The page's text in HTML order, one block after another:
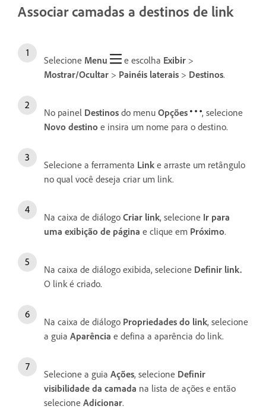
Associar camadas a destinos de link
Selecione Menu e escolha Exibir >
Mostrar/Ocultar > Painéis laterais > Destinos.
No painel Destinos do menu Opções
, selecione
Novo destino e insira um nome para o destino.
Selecione a ferramenta Link e arraste um retângulo
no qual você deseja criar um link.
Na caixa de diálogo Criar link, selecione Ir para
uma exibição de página e clique em Próximo.
Na caixa de diálogo exibida, selecione Definir link.
O link é criado.
Na caixa de diálogo Propriedades do link, selecione
a guia Aparência e defina a aparência do link.
Selecione a guia Ações, selecione Definir
visibilidade da camada na lista de ações e então
selecione Adicionar.